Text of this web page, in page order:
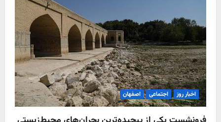
اخبار روز اجتماعی اصفهان